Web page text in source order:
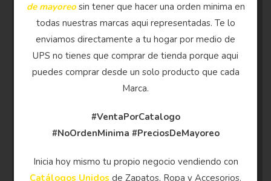
de mayoreosin tener que hacer una orden minima en
todas nuestras marcas aqui representadas. Te lo
enviamos directamente a tu hogar por medio de
UPS no tienes que comprar de tienda porque aqui
puedes comprar desde un solo producto que cada
Marca.
#VentaPorCatalogo
#NoOrdenMinima #PreciosDeMayoreo
Inicia hoy mismo tu propio negocio vendiendo con
Catálogos Unidos de Zapatos, Ropa y Accesorios.